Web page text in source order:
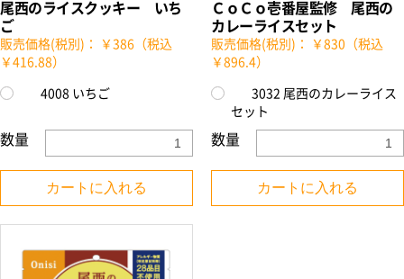
尾西のライスクッキー いち
ご
販売価格(税別)： ￥386（税込
￥416.88）
4008 いちご
数量
カートに入れる
ＣｏＣｏ壱番屋監修 尾西の
カレーライスセット
販売価格(税別)： ￥830（税込
￥896.4）
3032 尾西のカレーライス
セット
数量
カートに入れる